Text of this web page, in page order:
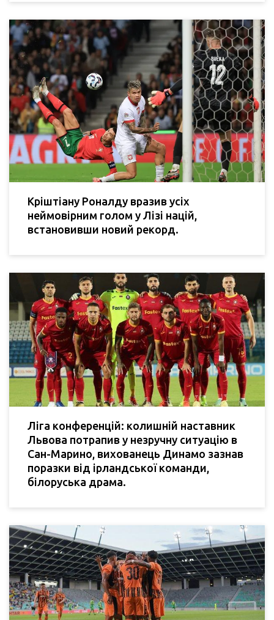
Кріштіану Роналду вразив усіх
неймовірним голом у Лізі націй,
встановивши новий рекорд.
Ліга конференцій: колишній наставник
Львова потрапив у незручну ситуацію в
Сан-Марино, вихованець Динамо зазнав
поразки від ірландської команди,
білоруська драма.